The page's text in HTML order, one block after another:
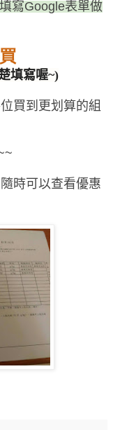
寫Google表單做
填寫喔~)
買到更划算的組
時可以查看優惠